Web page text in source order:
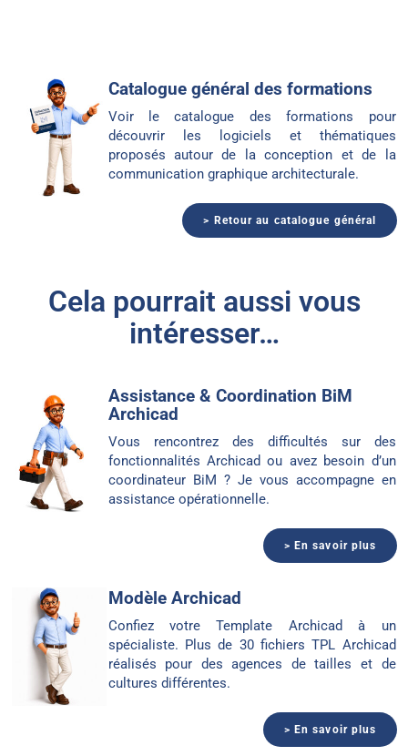
Catalogue général des formations
Voir le catalogue des formations pour
découvrir les logiciels et thématiques
proposés autour de la conception et de la
communication graphique architecturale.
> Retour au catalogue général
Cela pourrait aussi vous
intéresser…
Assistance & Coordination BiM
Archicad
Vous rencontrez des difficultés sur des
fonctionnalités Archicad ou avez besoin d’un
coordinateur BiM ? Je vous accompagne en
assistance opérationnelle.
> En savoir plus
Modèle Archicad
Confiez votre Template Archicad à un
spécialiste. Plus de 30 fichiers TPL Archicad
réalisés pour des agences de tailles et de
cultures différentes.
> En savoir plus